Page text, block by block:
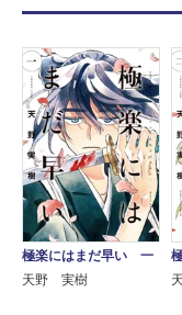
極楽にはまだ早い 一
天野 実樹